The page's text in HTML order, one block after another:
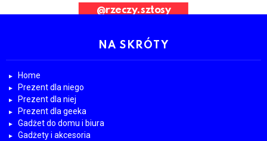
Bad Request. Error validating application
@rzeczy.sztosy
NA SKRÓTY
Home
Prezent dla niego
Prezent dla niej
Prezent dla geeka
Gadżet do domu i biura
Gadżety i akcesoria